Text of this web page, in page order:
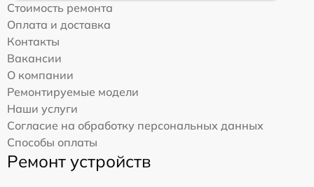
Стоимость ремонта
Оплата и доставка
Контакты
Вакансии
О компании
Ремонтируемые модели
Наши услуги
Согласие на обработку персональных данных
Способы оплаты
Ремонт устройств